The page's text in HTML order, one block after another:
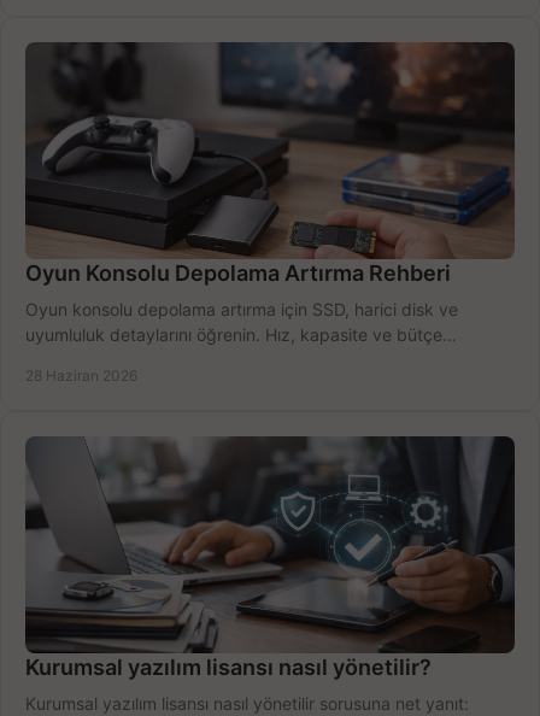
Oyun Konsolu Depolama Artırma Rehberi
Oyun konsolu depolama artırma için SSD, harici disk ve
uyumluluk detaylarını öğrenin. Hız, kapasite ve bütçe
28 Haziran 2026
Kurumsal yazılım lisansı nasıl yönetilir?
Kurumsal yazılım lisansı nasıl yönetilir sorusuna net yanıt: